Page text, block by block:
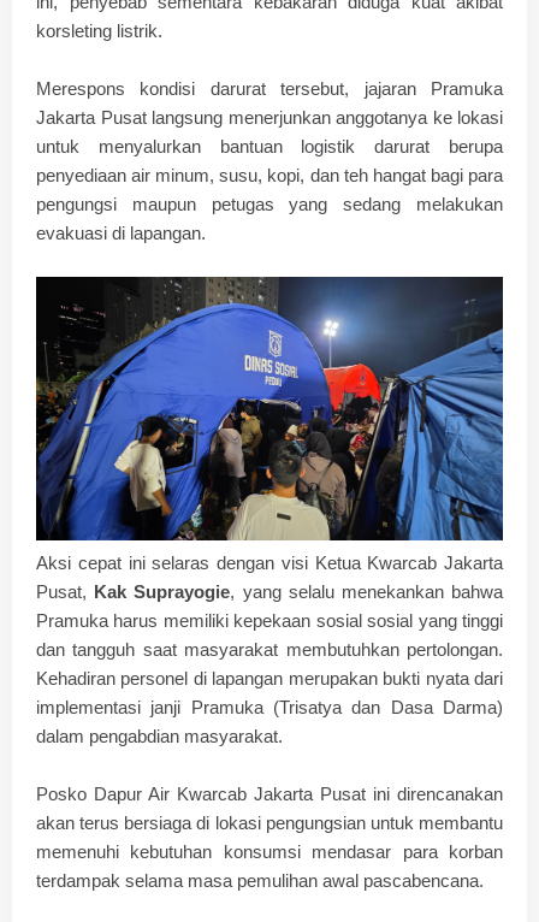
korsleting listrik.
​Merespons kondisi darurat tersebut, jajaran Pramuka
Jakarta Pusat langsung menerjunkan anggotanya ke lokasi
untuk menyalurkan bantuan logistik darurat berupa
penyediaan air minum, susu, kopi, dan teh hangat bagi para
pengungsi maupun petugas yang sedang melakukan
evakuasi di lapangan.
Aksi cepat ini selaras dengan visi Ketua Kwarcab Jakarta
Pusat, Kak Suprayogie, yang selalu menekankan bahwa
Pramuka harus memiliki kepekaan sosial sosial yang tinggi
dan tangguh saat masyarakat membutuhkan pertolongan.
Kehadiran personel di lapangan merupakan bukti nyata dari
implementasi janji Pramuka (Trisatya dan Dasa Darma)
dalam pengabdian masyarakat.
​Posko Dapur Air Kwarcab Jakarta Pusat ini direncanakan
akan terus bersiaga di lokasi pengungsian untuk membantu
memenuhi kebutuhan konsumsi mendasar para korban
terdampak selama masa pemulihan awal pascabencana.